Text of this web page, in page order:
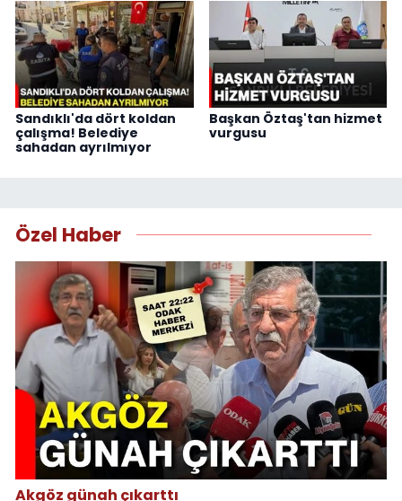
Sandıklı'da dört koldan
çalışma! Belediye
sahadan ayrılmıyor
Başkan Öztaş'tan hizmet
vurgusu
Özel Haber
Akgöz günah çıkarttı